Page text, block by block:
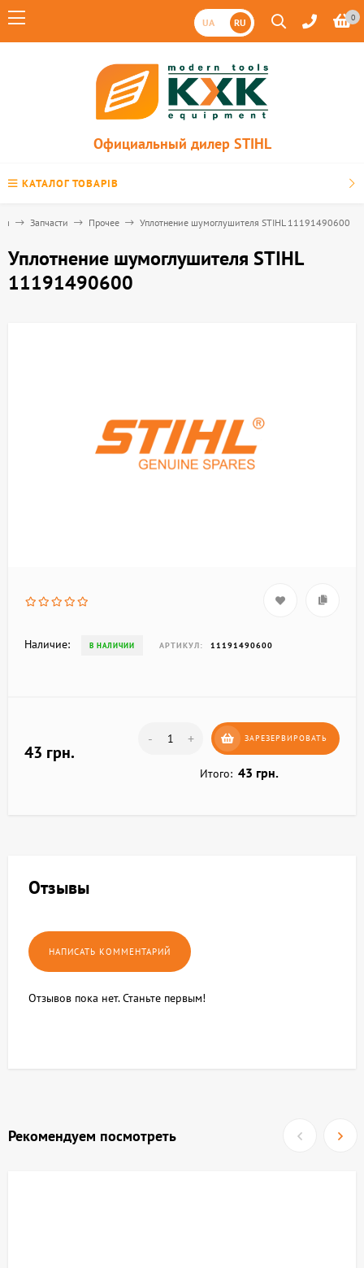
UA RU 0
Официальный дилер STIHL
КАТАЛОГ ТОВАРІВ
Запчасти Прочее Уплотнение шумоглушителя STIHL 11191490600
Уплотнение шумоглушителя STIHL
11191490600
Наличие: В НАЛИЧИИ АРТИКУЛ: 11191490600
43 грн.
- + ЗАРЕЗЕРВИРОВАТЬ
Итого: 43 грн.
Отзывы
Отзывов пока нет. Станьте первым!
Рекомендуем посмотреть